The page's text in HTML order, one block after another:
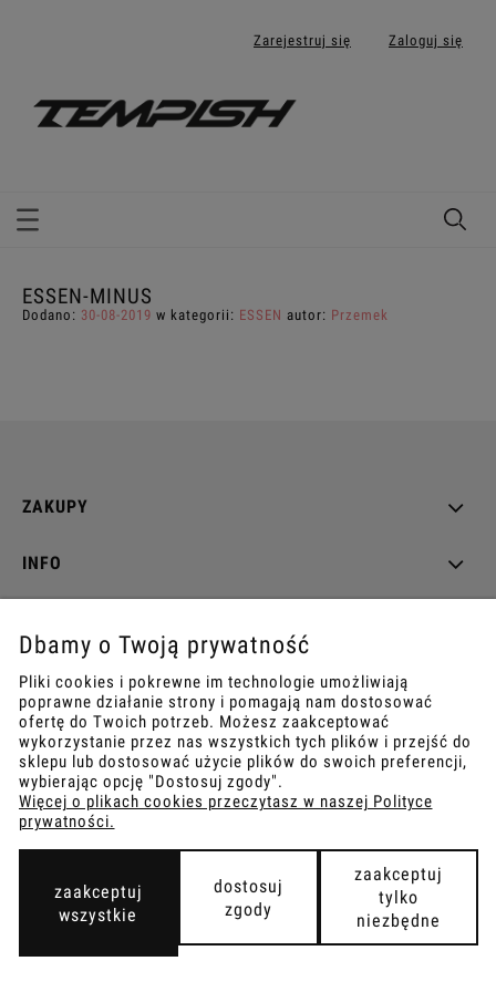
Zarejestruj się Zaloguj się
ESSEN-MINUS
Dodano: 30-08-2019 w kategorii: ESSEN autor: Przemek
ZAKUPY
INFO
COPYRIGHT © 2021
TEMPISH.WYKONANIE: BOMBARDIER.PRO
Dbamy o Twoją prywatność
Pliki cookies i pokrewne im technologie umożliwiają
poprawne działanie strony i pomagają nam dostosować
ofertę do Twoich potrzeb. Możesz zaakceptować
wykorzystanie przez nas wszystkich tych plików i przejść do
sklepu lub dostosować użycie plików do swoich preferencji,
wybierając opcję "Dostosuj zgody".
Więcej o plikach cookies przeczytasz w naszej Polityce
prywatności.
zaakceptuj
tylko
niezbędne
dostosuj
zgody
zaakceptuj
wszystkie